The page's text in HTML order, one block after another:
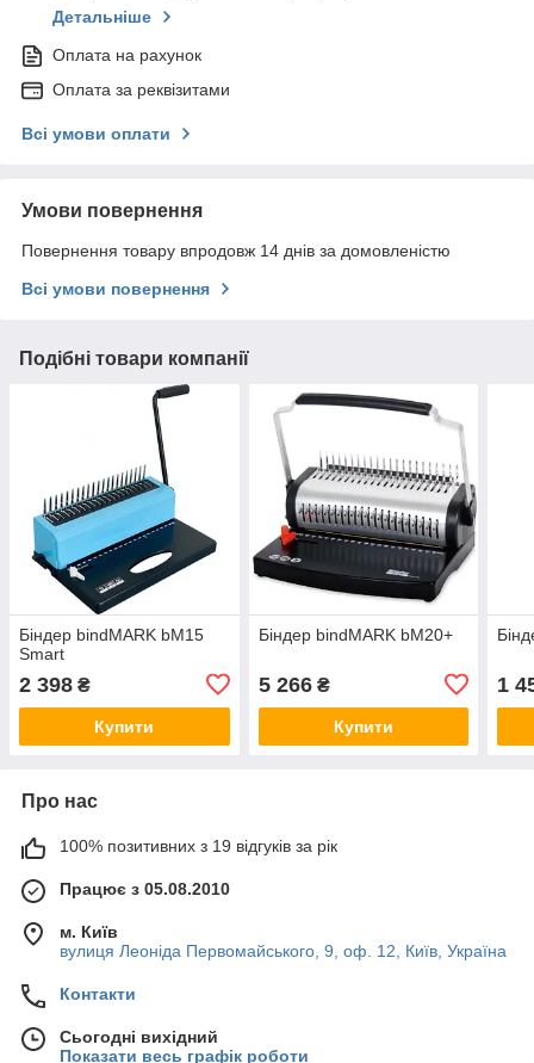
Детальніше
Оплата на рахунок
Оплата за реквізитами
Всі умови оплати
Умови повернення
Повернення товару впродовж 14 днів за домовленістю
Всі умови повернення
Подібні товари компанії
Біндер bindMARK bM15
Smart
2 398 ₴
Купити
Біндер bindMARK bM20+
5 266₴
Купити
1
Про нас
100% позитивних з 19 відгуків за рік
Працює з 05.08.2010
м. Київ
вулиця Леоніда Первомайського, 9, оф. 12, Київ, Україна
Контакти
Сьогодні вихідний
Показати весь графік роботи